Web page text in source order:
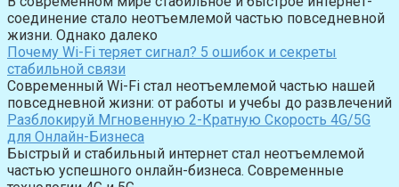
соединение стало неотъемлемой частью повседневной
жизни. Однако далеко
Почему Wi-Fi теряет сигнал? 5 ошибок и секреты
стабильной связи
Современный Wi-Fi стал неотъемлемой частью нашей
повседневной жизни: от работы и учебы до развлечений
Разблокируй Мгновенную 2-Кратную Скорость 4G/5G
для Онлайн-Бизнеса
Быстрый и стабильный интернет стал неотъемлемой
частью успешного онлайн-бизнеса. Современные